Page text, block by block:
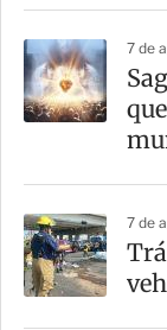
7 de
7 de